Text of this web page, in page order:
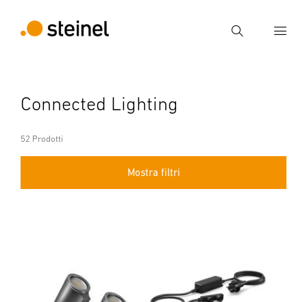
Ricerca
Ricerca
Connected Lighting
52 Prodotti
Mostra filtri